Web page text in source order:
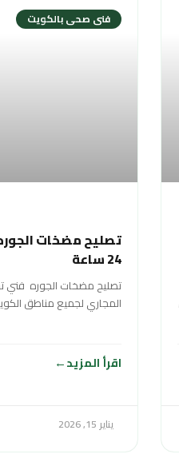
فنى صحى بالكويت
24 ساعة
تصليح مضخات الجوره
المجاري لجميع مناطق
اقرأ المزيد
يناير 15, 2026